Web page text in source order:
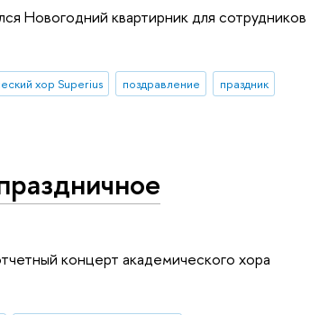
Новогодний квартирник для сотрудников
хор Superius поздравление
праздник
концерт академического хора